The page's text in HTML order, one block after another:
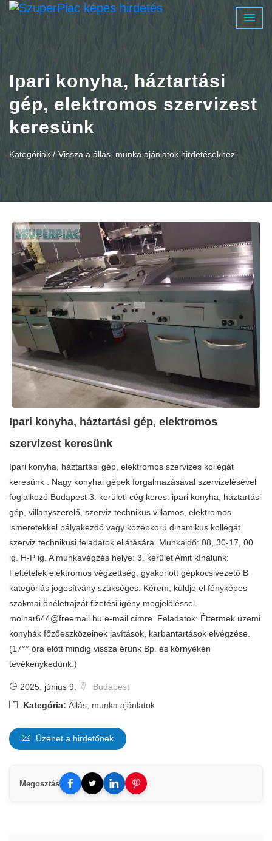
Ipari konyha, háztartási
gép, elektromos szervizest
keresünk
Kategóriák / Vissza a állás, munka ajánlatok hirdetésekhez
Ipari konyha, háztartási gép, elektromos
szervizest keresünk
Ipari konyha, háztartási gép, elektromos szervizes kollégát
keresünk . Nagy konyhai gépek forgalmazásával szervizelésével
foglalkozó Budapest 3. kerületi cég keres: ipari konyha, háztartási
gép, villanyszerelő, szerviz technikus villamos, elektromos
ismeretekkel pályakezdő vagy középkorú dinamikus kollégát
szerviz technikusi feladatok ellátására. Munkaidő: 08, 30-17, 00
ig. H-P ig. A munkavégzés helye: 3. kerület Amit kínálunk:
Feltételek elektromos végzettség, gyakorlott gépkocsivezető B
kategóriás jogosítvány szükséges. Kérem, küldje el fényképes
szakmai önéletrajzát fizetési igény megjelöléssel.
molnar644@freemail.hu e-mail címre. Feladatok: Éttermek üzemi
konyhák főzőeszközeinek javítások, karbantartások elvégzése.
(17°° óra előtt mindig vissza érünk Bp. és környékén
tevékenykedünk.)
2025. június 9.
Budapest
Kategória: Állás, munka ajánlatok
Üzenet a hirdetőnek
Megosztás